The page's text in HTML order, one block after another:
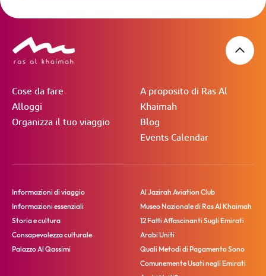
Cose da fare
Alloggi
Organizza il tuo viaggio
A proposito di Ras Al
Khaimah
Blog
Events Calendar
Informazioni di viaggio
Informazioni essenziali
Storia e cultura
Consapevolezza culturale
Palazzo Al Qassimi
Al Jazirah Aviation Club
Museo Nazionale di Ras Al Khaimah
12 Fatti Affascinanti Sugli Emirati
Arabi Uniti
Quali Metodi di Pagamento Sono
Comunemente Usati negli Emirati